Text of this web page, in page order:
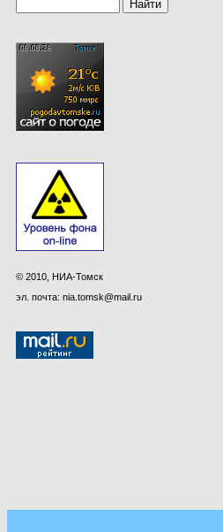
© 2010, НИА-Томск
эл. почта: nia.tomsk@mail.ru